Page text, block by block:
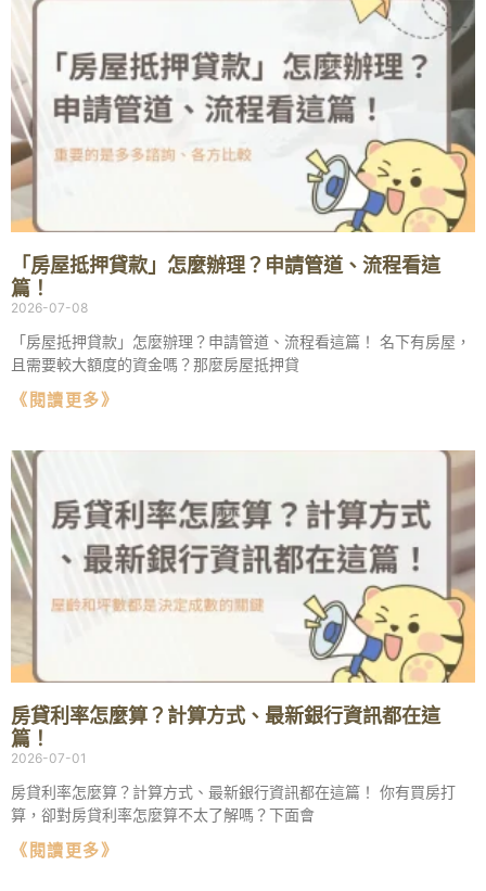
「房屋抵押貸款」怎麼辦理？申請管道、流程看這
篇！
2026-07-08
「房屋抵押貸款」怎麼辦理？申請管道、流程看這篇！ 名下有房屋，
且需要較大額度的資金嗎？那麼房屋抵押貸
《閱讀更多》
房貸利率怎麼算？計算方式、最新銀行資訊都在這
篇！
2026-07-01
房貸利率怎麼算？計算方式、最新銀行資訊都在這篇！ 你有買房打
算，卻對房貸利率怎麼算不太了解嗎？下面會
《閱讀更多》